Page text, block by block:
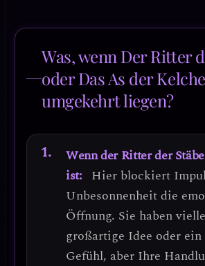
Was, wenn Der Ritter
oder Das As der Kelche
umgekehrt liegen?
Wenn der Ritter der
ist: Hier blockiert
Unbesonnenheitdie
Öffnung. Sie haben
großartige Idee oder ein
Gefühl, aber Ihre